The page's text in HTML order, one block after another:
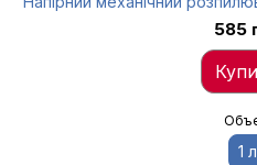
585
1 л